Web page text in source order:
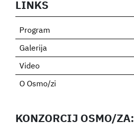
LINKS
Program
Galerija
Video
O Osmo/zi
KONZORCIJ OSMO/ZA: